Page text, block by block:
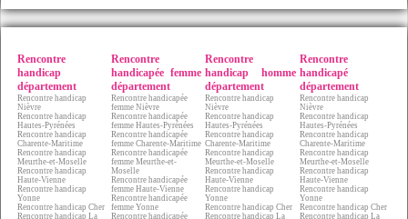
Rencontre
handicap
département
Rencontre handicap
Nièvre
Rencontre handicap
Hautes-Pyrénées
Rencontre handicap
Charente-Maritime
Rencontre handicap
Meurthe-et-Moselle
Rencontre handicap
Haute-Vienne
Rencontre handicap
Yonne
Rencontre handicap Cher
Rencontre handicap La
Rencontre
handicapée femme
département
Rencontre handicapée
femme Nièvre
Rencontre handicapée
femme Hautes-Pyrénées
Rencontre handicapée
femme Charente-Maritime
Rencontre handicapée
femme Meurthe-et-
Moselle
Rencontre handicapée
femme Haute-Vienne
Rencontre handicapée
femme Yonne
Rencontre handicapée
Rencontre
handicap homme
département
Rencontre handicap
Nièvre
Rencontre handicap
Hautes-Pyrénées
Rencontre handicap
Charente-Maritime
Rencontre handicap
Meurthe-et-Moselle
Rencontre handicap
Haute-Vienne
Rencontre handicap
Yonne
Rencontre handicap Cher
Rencontre handicap La
Rencontre
handicapé
département
Rencontre handicap
Nièvre
Rencontre handicap
Hautes-Pyrénées
Rencontre handicap
Charente-Maritime
Rencontre handicap
Meurthe-et-Moselle
Rencontre handicap
Haute-Vienne
Rencontre handicap
Yonne
Rencontre handicap Cher
Rencontre handicap La